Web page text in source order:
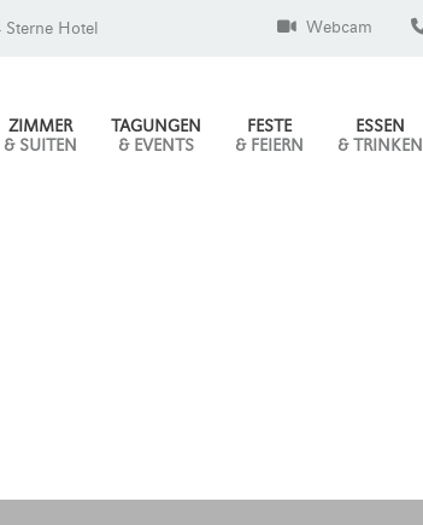
Webcam
ZIMMER
& SUITEN
TAGUNGEN
& EVENTS
FESTE
& FEIERN
ESSEN
& TRINKEN